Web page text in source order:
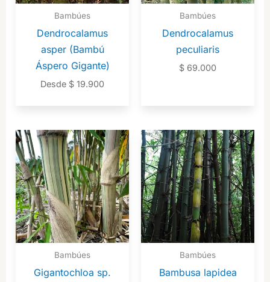
Bambúes
Dendrocalamus
asper (Bambú
Áspero Gigante)
Desde $ 19.900
Bambúes
Dendrocalamus
peculiaris
$ 69.000
Bambúes
Gigantochloa sp.
Bambúes
Bambusa lapidea